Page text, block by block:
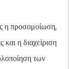
η προσομοίωση,
η διαχείριση
των